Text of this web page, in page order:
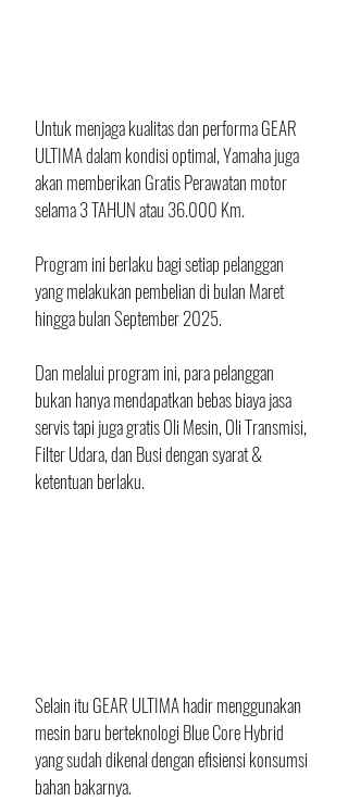
Untuk menjaga kualitas dan performa GEAR
ULTIMA dalam kondisi optimal, Yamaha juga
akan memberikan Gratis Perawatan motor
selama 3 TAHUN atau 36.000 Km.
Program ini berlaku bagi setiap pelanggan
yang melakukan pembelian di bulan Maret
hingga bulan September 2025.
Dan melalui program ini, para pelanggan
bukan hanya mendapatkan bebas biaya jasa
servis tapi juga gratis Oli Mesin, Oli Transmisi,
Filter Udara, dan Busi dengan syarat &
ketentuan berlaku.
Selain itu GEAR ULTIMA hadir menggunakan
mesin baru berteknologi Blue Core Hybrid
yang sudah dikenal dengan efisiensi konsumsi
bahan bakarnya.